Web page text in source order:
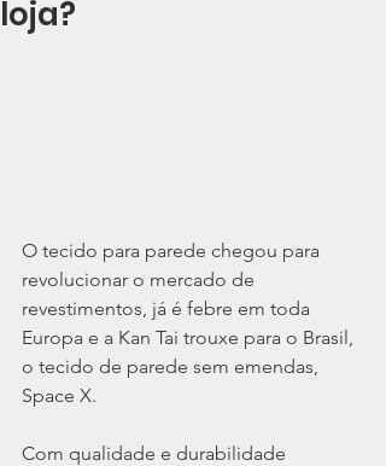
loja?
O tecido para parede chegou para
revolucionar o mercado de
revestimentos, já é febre em toda
Europa e a Kan Tai trouxe para o Brasil,
o tecido de parede sem emendas,
Space X.
Com qualidade e durabilidade